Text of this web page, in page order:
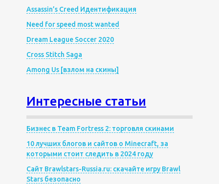
Assassin’s Creed Идентификация
Need for speed most wanted
Dream League Soccer 2020
Cross Stitch Saga
Among Us [взлом на скины]
Интересные статьи
Бизнес в Team Fortress 2: торговля скинами
10 лучших блогов и сайтов о Minecraft, за
которыми стоит следить в 2024 году
Сайт Brawlstars-Russia.ru: скачайте игру Brawl
Stars безопасно